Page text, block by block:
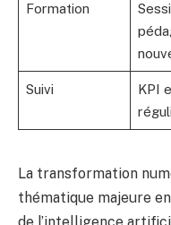
Formation
Suivi
KPI
La transformation
thématique majeure